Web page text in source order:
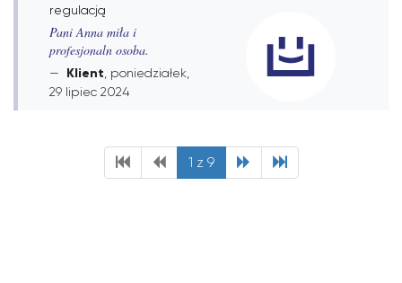
regulacją
Pani Anna miła i
profesjonaln osoba.
Klient , poniedziałek,
29 lipiec 2024
1 z 9